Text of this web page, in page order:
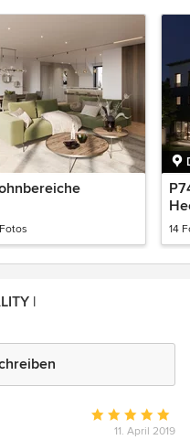
14
|
Bewertung:
11. April 2019